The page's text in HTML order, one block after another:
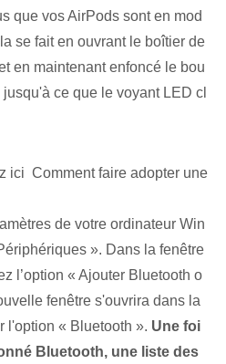
que vos AirPods⁢ sont en mod
se fait en ouvrant le boîtier de
en maintenant enfoncé le bou
ce que le voyant LED cl
ici Comment faire adopter une
de votre ordinateur Win
». Dans la fenêtre
l’option « Ajouter Bluetooth o
fenêtre s'ouvrira dans la
l'option « Bluetooth ». Une foi
Bluetooth, une liste des